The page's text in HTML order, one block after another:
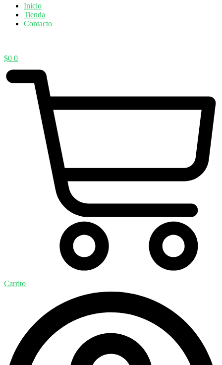
Inicio
Tienda
Contacto
$0 0
Carrito